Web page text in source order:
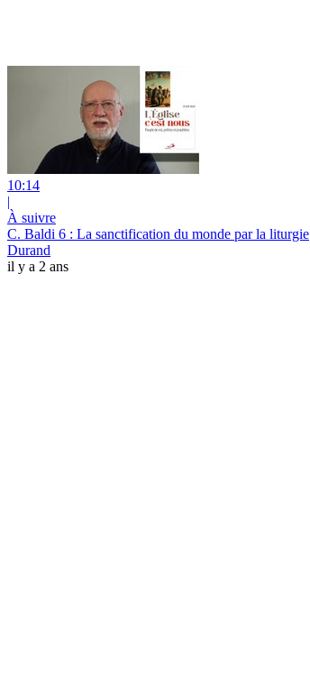
10:14
|
À suivre
C. Baldi 6 : La sanctification du monde par la liturgie
Durand
il y a 2 ans